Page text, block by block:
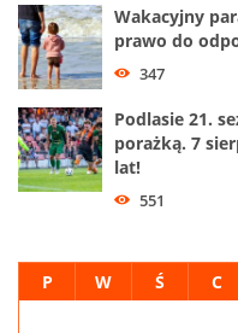
Wakacyjny
prawo do
347
Podlasie 21.
porażką. 7
lat!
551
P W Ś C